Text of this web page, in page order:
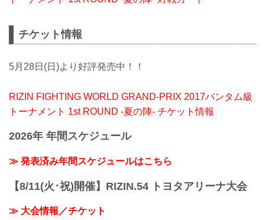
チケット情報
5月28日(日)より好評発売中！！
RIZIN FIGHTING WORLD GRAND-PRIX 2017バンタム級
トーナメント 1st ROUND -夏の陣- チケット情報
2026年 年間スケジュール
≫ 発表済み年間スケジュールはこちら
【8/11(火･祝)開催】RIZIN.54 トヨタアリーナ大会
≫ 大会情報／チケット